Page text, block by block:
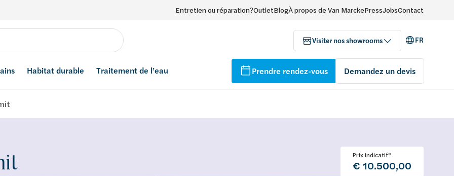
Entretien ou réparation?OutletBlogÀ propos de Van MarckePressJobsContact
Visiter nos showrooms FR
Habitat durable Traitement de l’eau Prendre rendez-vous Demandez un devis
Prix indicatif*
€ 10.500,00